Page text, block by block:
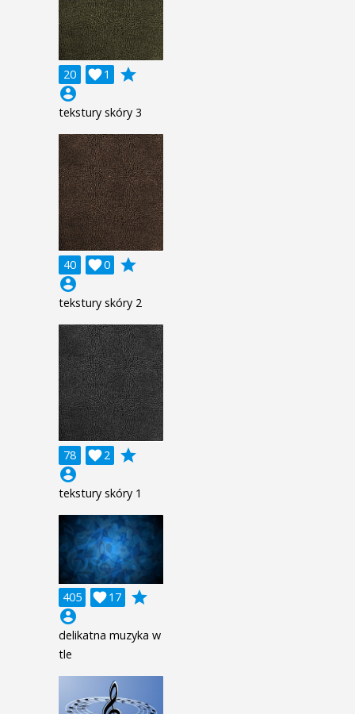
20 1

grade
account_circle
tekstury skóry 3
40 0

grade
account_circle
tekstury skóry 2
78 2

grade
account_circle
tekstury skóry 1
405 17

grade
account_circle
delikatna muzyka w
tle